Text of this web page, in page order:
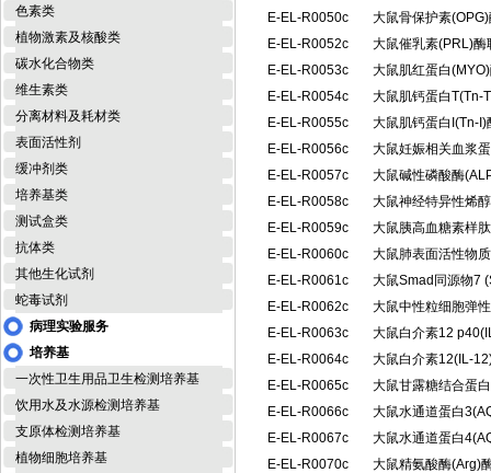
色素类
植物激素及核酸类
碳水化合物类
维生素类
分离材料及耗材类
表面活性剂
缓冲剂类
培养基类
测试盒类
抗体类
其他生化试剂
蛇毒试剂
病理实验服务
培养基
一次性卫生用品卫生检测培养基
饮用水及水源检测培养基
支原体检测培养基
植物细胞培养基
E-EL-R0050c
大鼠骨保护素
E-EL-R0052c
大鼠催乳素(PRL)
E-EL-R0053c
大鼠肌红蛋白
E-EL-R0054c
大鼠肌钙蛋白T(Tn-
E-EL-R0055c
大鼠肌钙蛋白I(Tn-
E-EL-R0056c
大鼠妊娠相关血浆
E-EL-R0057c
大鼠碱性磷酸酶
E-EL-R0058c
大鼠神经特异性烯
E-EL-R0059c
大鼠胰高血糖素样
E-EL-R0060c
大鼠肺表面活性物
E-EL-R0061c
大鼠Smad同源物7
E-EL-R0062c
大鼠中性粒细胞弹
E-EL-R0063c
大鼠白介素12
E-EL-R0064c
大鼠白介素12(IL-
E-EL-R0065c
大鼠甘露糖结合蛋
E-EL-R0066c
大鼠水通道蛋白
E-EL-R0067c
大鼠水通道蛋白
E-EL-R0070c
大鼠精氨酸酶(Arg)